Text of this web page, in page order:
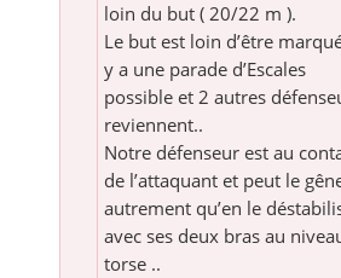
loin du but ( 20/22 m ).
Le but est loin d’être
y a une parade d’Escales
possible et 2 autres
reviennent..
Notre défenseur est au
de l’attaquant et peut le
autrement qu’en le
avec ses deux bras au
torse ..